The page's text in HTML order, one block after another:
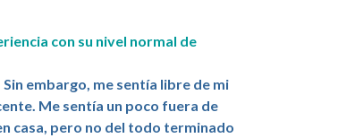
con su nivel normal de
embargo, me sentía libre de mi
Me sentía un poco fuera de
casa, pero no del todo terminado